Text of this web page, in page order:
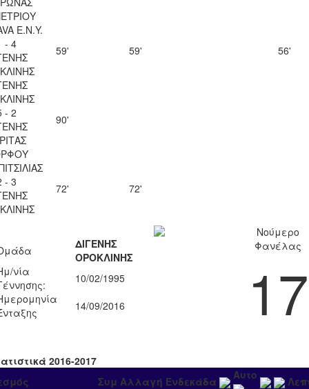
Ε.Ν.Y.
- 4
59' 59' 56'
- 2
90'
- 3
72' 72'
ΔΙΓΕΝΗΣ
ΟΡΟΚΛΙΝΗΣ
νία
10/02/1995
14/09/2016
Νούμερο
Φανέλας
17
2016-2017
Συμ Αλλαγή Ενδεκάδα Αυτο